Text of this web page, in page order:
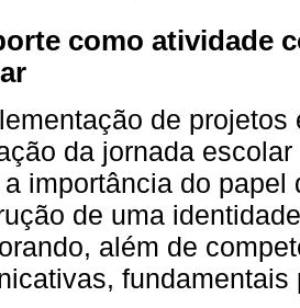
como atividade
de
da jornada
importância do
de uma
além de